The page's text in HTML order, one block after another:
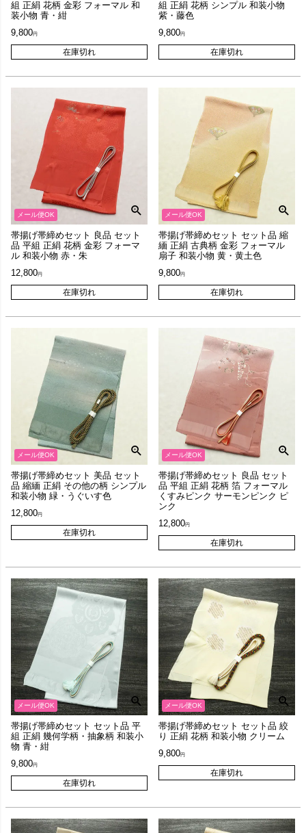
組 正絹 花柄 金彩 フォーマル 和
装小物 青・紺
9,800
在庫切れ
組 正絹 花柄 シンプル 和装小物
紫・藤色
9,800
在庫切れ
メール便OK
帯揚げ帯締めセット 良品 セット
品 平組 正絹 花柄 金彩 フォーマ
ル 和装小物 赤・朱
12,800
在庫切れ
メール便OK
帯揚げ帯締めセット セット品 縮
緬 正絹 古典柄 金彩 フォーマル
扇子 和装小物 黄・黄土色
9,800
在庫切れ
メール便OK
帯揚げ帯締めセット 美品 セット
品 縮緬 正絹 その他の柄 シンプル
和装小物 緑・うぐいす色
12,800
在庫切れ
メール便OK
帯揚げ帯締めセット 良品 セット
品 平組 正絹 花柄 箔 フォーマル
くすみピンク サーモンピンク ピ
ンク
12,800
在庫切れ
メール便OK
帯揚げ帯締めセット セット品 平
組 正絹 幾何学柄・抽象柄 和装小
物 青・紺
9,800
在庫切れ
メール便OK
帯揚げ帯締めセット セット品 絞
り 正絹 花柄 和装小物 クリーム
9,800
在庫切れ